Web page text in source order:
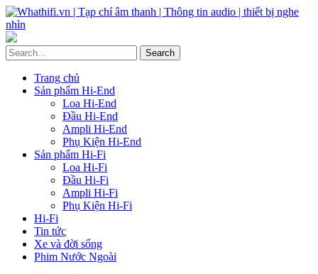
Trang chủ
Sản phẩm Hi-End
Loa Hi-End
Đầu Hi-End
Ampli Hi-End
Phụ Kiện Hi-End
Sản phẩm Hi-Fi
Loa Hi-Fi
Đầu Hi-Fi
Ampli Hi-Fi
Phụ Kiện Hi-Fi
Hi-Fi
Tin tức
Xe và đời sống
Phim Nước Ngoài